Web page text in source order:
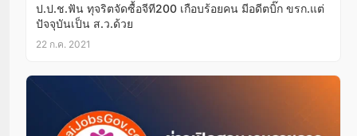
ป.ป.ช.ฟัน ทุจริตจัดซื้อจีที200 เกือบร้อยคน มีอดีตบิ๊ก ขรก.แต่
ปัจจุบันเป็น ส.ว.ด้วย
22 ก.ค. 2021